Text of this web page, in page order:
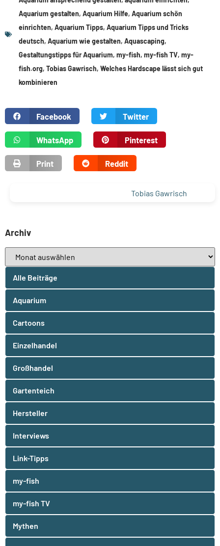
Aquarium gestalten, Aquarium Hilfe, Aquarium schön
einrichten, Aquarium Tipps, Aquarium Tipps und Tricks
deutsch, Aquarium wie gestalten, Aquascaping,
Gestaltungstipps für Aquarium, my-fish, my-fish TV, my-
fish.org, Tobias Gawrisch, Welches Hardscape lässt sich gut
kombinieren
Facebook Twitter
WhatsApp Pinterest
Print Reddit
Tobias Gawrisch
Archiv
Alle Beiträge
Aquarium
Cartoons
Einzelhandel
Großhandel
Gartenteich
Hersteller
Interviews
Link-Tipps
my-fish
my-fish TV
Mythen